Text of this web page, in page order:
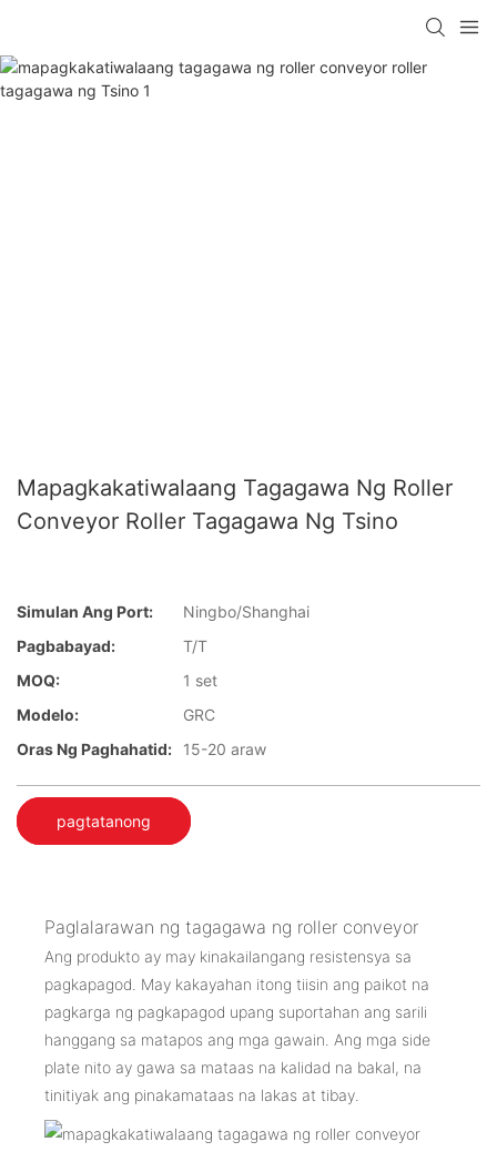
Mapagkakatiwalaang Tagagawa Ng Roller
Conveyor Roller Tagagawa Ng Tsino
Simulan Ang Port:
Ningbo/Shanghai
Pagbabayad:
T/T
MOQ:
1 set
Modelo:
GRC
Oras Ng Paghahatid:
15-20 araw
pagtatanong
Paglalarawan ng tagagawa ng roller conveyor
Ang produkto ay may kinakailangang resistensya sa
pagkapagod. May kakayahan itong tiisin ang paikot na
pagkarga ng pagkapagod upang suportahan ang sarili
hanggang sa matapos ang mga gawain. Ang mga side
plate nito ay gawa sa mataas na kalidad na bakal, na
tinitiyak ang pinakamataas na lakas at tibay.